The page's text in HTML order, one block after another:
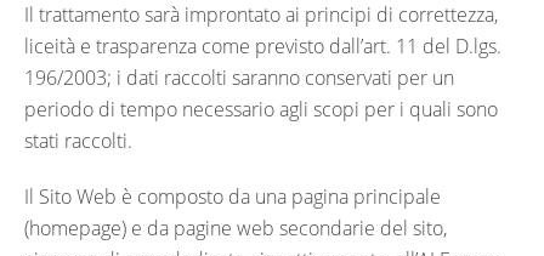
Il trattamento sarà improntato ai principi di correttezza,
liceità e trasparenza come previsto dall’art. 11 del D.lgs.
196/2003; i dati raccolti saranno conservati per un
periodo di tempo necessario agli scopi per i quali sono
stati raccolti.
Il Sito Web è composto da una pagina principale
(homepage) e da pagine web secondarie del sito,